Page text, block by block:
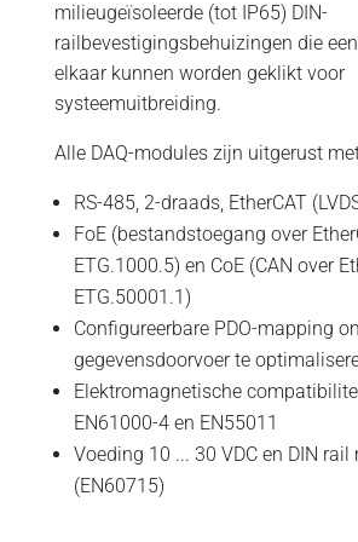
milieugeïsoleerde (tot IP65) DIN-
railbevestigingsbehuizingen die
elkaar kunnen worden geklikt voor
systeemuitbreiding.
Alle DAQ-modules zijn uitgerust
RS-485, 2-draads, EtherCAT
FoE (bestandstoegang over
ETG.1000.5) en CoE (CAN over
ETG.50001.1)
Configureerbare PDO-mapping
gegevensdoorvoer te
Elektromagnetische
EN61000-4 en EN55011
Voeding 10 ... 30 VDC en DIN rail
(EN60715)